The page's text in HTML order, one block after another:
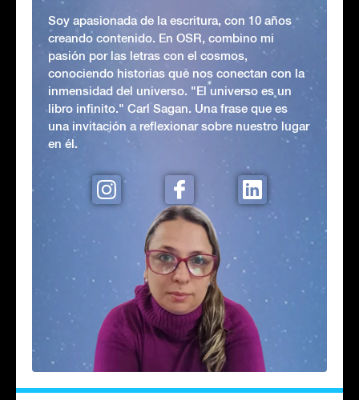
Soy apasionada de la escritura, con 10 años
creando contenido. En OSR, combino mi
pasión por las letras con el cosmos,
conociendo historias que nos conectan con la
inmensidad del universo. "El universo es un
libro infinito." Carl Sagan. Una frase que es
una invitación a reflexionar sobre nuestro lugar
en él.